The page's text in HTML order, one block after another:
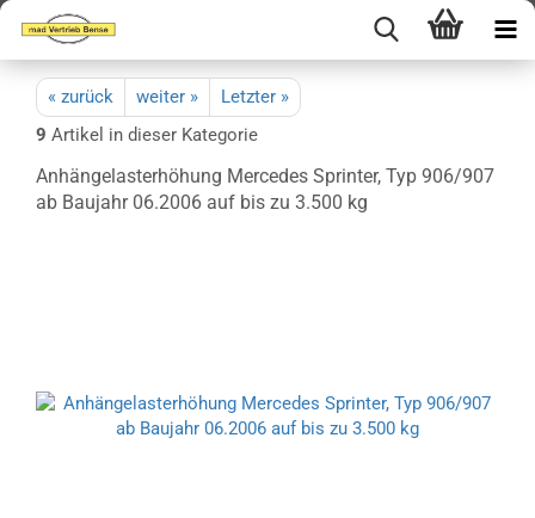
« zurück weiter »
Letzter »
9 Artikel in dieser Kategorie
Anhängelasterhöhung Mercedes Sprinter, Typ 906/907
ab Baujahr 06.2006 auf bis zu 3.500 kg